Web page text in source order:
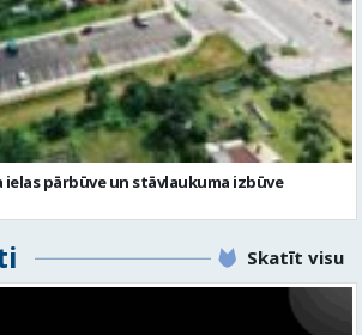
ielas pārbūve un stāvlaukuma izbūve
Skatīt visu